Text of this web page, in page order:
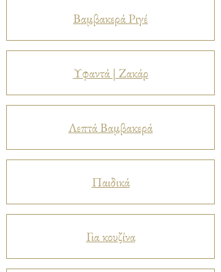
Βαμβακερά Ριγέ
Υφαντά | Ζακάρ
Λεπτά Βαμβακερά
Παιδικά
Για κουζίνα